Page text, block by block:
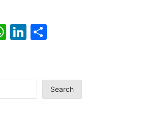
W
s
A
Li
e
dI
eSearch